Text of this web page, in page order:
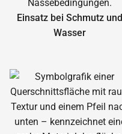
Einsatz bei Schmutz und
Wasser